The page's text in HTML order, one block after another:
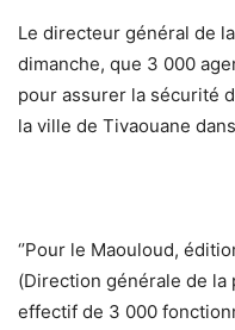
Le directeur général de
dimanche, que 3 000
pour assurer la sécurité
la ville de Tivaouane
‘’Pour le Maouloud,
(Direction générale de la
effectif de 3 000